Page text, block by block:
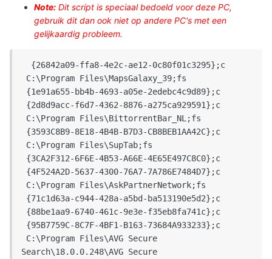
Note: Dit script is speciaal bedoeld voor deze PC,
gebruik dit dan ook niet op andere PC's met een
gelijkaardig probleem.
Search\18.0.0.248\AVG Secure